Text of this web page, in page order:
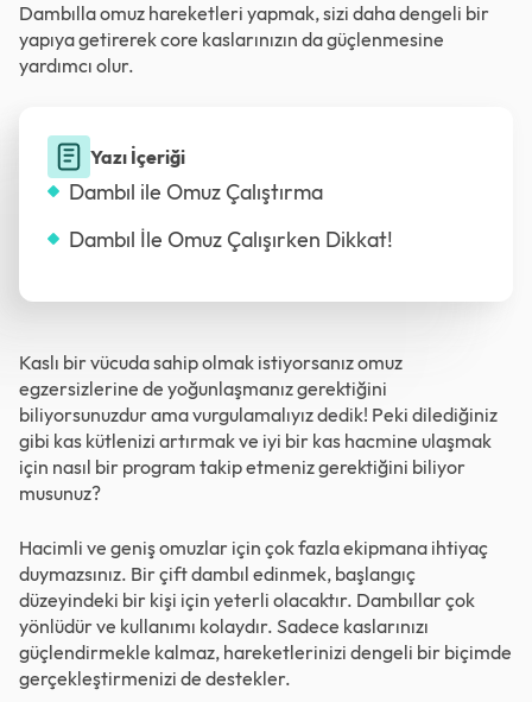
Dambılla omuz hareketleri yapmak, sizi daha dengeli bir
yapıya getirerek core kaslarınızın da güçlenmesine
yardımcı olur.
Yazı İçeriği
Dambıl ile Omuz Çalıştırma
Dambıl İle Omuz Çalışırken Dikkat!
Kaslı bir vücuda sahip olmak istiyorsanız omuz
egzersizlerine de yoğunlaşmanız gerektiğini
biliyorsunuzdur ama vurgulamalıyız dedik! Peki dilediğiniz
gibi kas kütlenizi artırmak ve iyi bir kas hacmine ulaşmak
için nasıl bir program takip etmeniz gerektiğini biliyor
musunuz?
Hacimli ve geniş omuzlar için çok fazla ekipmana ihtiyaç
duymazsınız. Bir çift dambıl edinmek, başlangıç
düzeyindeki bir kişi için yeterli olacaktır. Dambıllar çok
yönlüdür ve kullanımı kolaydır. Sadece kaslarınızı
güçlendirmekle kalmaz, hareketlerinizi dengeli bir biçimde
gerçekleştirmenizi de destekler.